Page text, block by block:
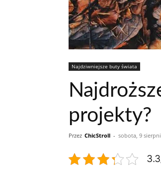
Najdziwniejsze buty świata
projekty?
Przez ChicStroll - sobota, 9